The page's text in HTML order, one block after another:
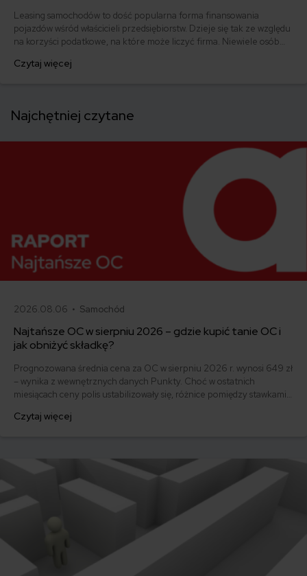
Leasing samochodów to dość popularna forma finansowania
pojazdów wśród właścicieli przedsiębiorstw. Dzieje się tak ze względu
na korzyści podatkowe, na które może liczyć firma. Niewiele osób
finansowania. Mamy wówczas do czynienia z leasingiem
Czytaj więcej
Najchętniej czytane
2026.08.06 • Samochód
Najtańsze OC w sierpniu 2026 – gdzie kupić tanie OC i
jak obniżyć składkę?
Prognozowana średnia cena za OC w sierpniu 2026 r. wynosi 649 zł
– wynika z wewnętrznych danych Punkty. Choć w ostatnich
miesiącach ceny polis ustabilizowały się, różnice pomiędzy stawkami
500 zł, inni – powyżej 1500 zł. Gdzie znaleźć najtańsze OC w Polsce
Czytaj więcej